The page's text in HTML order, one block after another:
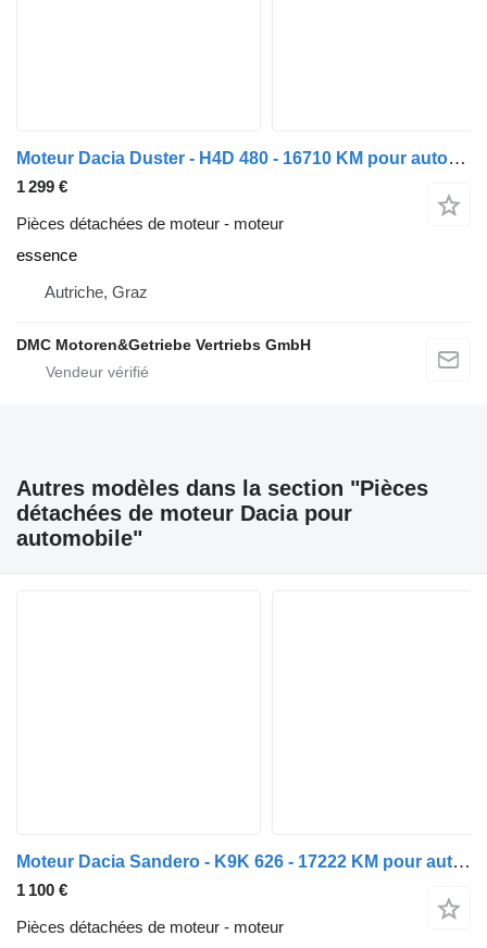
Moteur Dacia Duster - H4D 480 - 16710 KM pour automobile
1 299 €
Pièces détachées de moteur - moteur
essence
Autriche, Graz
DMC Motoren&Getriebe Vertriebs GmbH
Autres modèles dans la section "Pièces
détachées de moteur Dacia pour
automobile"
Moteur Dacia Sandero - K9K 626 - 17222 KM pour automobile
1 100 €
Pièces détachées de moteur - moteur